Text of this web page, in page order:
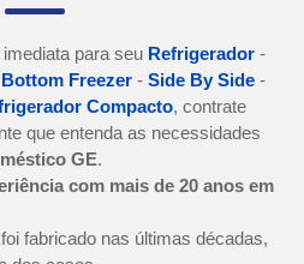
para seu Refrigerador -
Bottom Freezer - Side By Side -
Compacto, contrate
que entenda as necessidades
GE.
com mais de 20 anos em
foi fabricado nas últimas décadas,